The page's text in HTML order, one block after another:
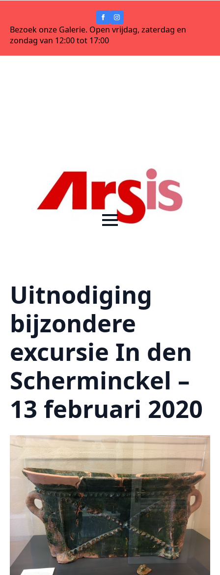
Bezoek onze Galerie. Open vrijdag, zaterdag en
zondag van 12:00 tot 17:00
Uitnodiging
bijzondere
excursie In den
Scherminckel –
13 februari 2020